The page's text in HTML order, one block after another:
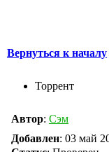
Вернуться к началу
Торрент
Автор: Сэм
Добавлен: 03 май